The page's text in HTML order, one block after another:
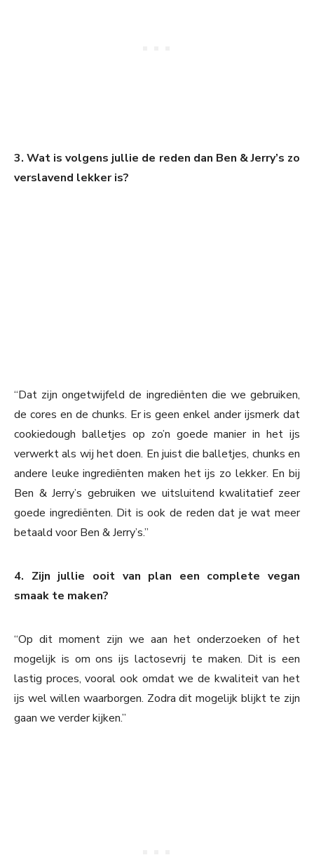
3. Wat is volgens jullie de reden dan Ben & Jerry’s zo
verslavend lekker is?
“Dat zijn ongetwijfeld de ingrediënten die we gebruiken,
de cores en de chunks. Er is geen enkel ander ijsmerk dat
cookiedough balletjes op zo’n goede manier in het ijs
verwerkt als wij het doen. En juist die balletjes, chunks en
andere leuke ingrediënten maken het ijs zo lekker. En bij
Ben & Jerry’s gebruiken we uitsluitend kwalitatief zeer
goede ingrediënten. Dit is ook de reden dat je wat meer
betaald voor Ben & Jerry’s.”
4. Zijn jullie ooit van plan een complete vegan
smaak te maken?
“Op dit moment zijn we aan het onderzoeken of het
mogelijk is om ons ijs lactosevrij te maken. Dit is een
lastig proces, vooral ook omdat we de kwaliteit van het
ijs wel willen waarborgen. Zodra dit mogelijk blijkt te zijn
gaan we verder kijken.”